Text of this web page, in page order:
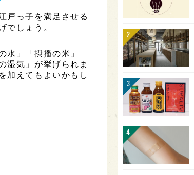
戸っ子を満足させる
でしょう。
水」「摂播の米」
湿気」が挙げられま
加えてもよいかもし